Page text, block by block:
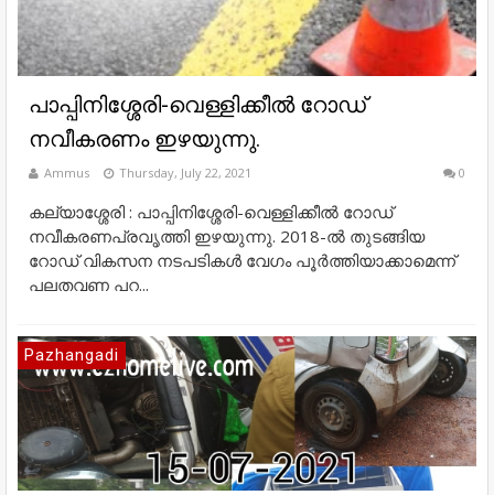
പാപ്പിനിശ്ശേരി-വെള്ളിക്കീൽ റോഡ്
നവീകരണം ഇഴയുന്നു.
Ammus Thursday, July 22, 2021 0
കല്യാശ്ശേരി : പാപ്പിനിശ്ശേരി-വെള്ളിക്കീൽ റോഡ്
നവീകരണപ്രവൃത്തി ഇഴയുന്നു. 2018-ൽ തുടങ്ങിയ
റോഡ് വികസന നടപടികൾ വേഗം പൂർത്തിയാക്കാമെന്ന്
പലതവണ പറ...
Pazhangadi